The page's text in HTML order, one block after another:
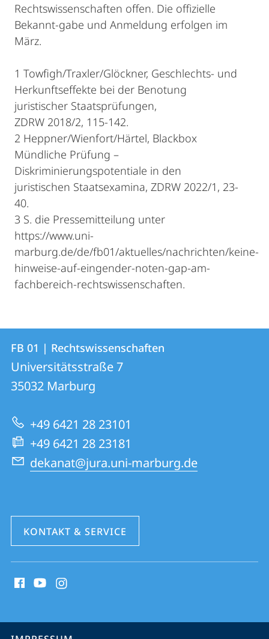
Rechtswissenschaften offen. Die offizielle
Bekannt-gabe und Anmeldung erfolgen im
März.
1 Towfigh/Traxler/Glöckner, Geschlechts- und
Herkunftseffekte bei der Benotung
juristischer Staatsprüfungen,
ZDRW 2018/2, 115-142.
2 Heppner/Wienfort/Härtel, Blackbox
Mündliche Prüfung –
Diskriminierungspotentiale in den
juristischen Staatsexamina, ZDRW 2022/1, 23-
40.
3 S. die Pressemitteilung unter
https://www.uni-
marburg.de/de/fb01/aktuelles/nachrichten/keine-
hinweise-auf-eingender-noten-gap-am-
fachbereich-rechtswissenschaften.
Kontakt
und
Informationen
zur
Website
Kontaktinformationen
FB
01
|
Rechtswissenschaften
FB 01 | Rechtswissenschaften
Universitätsstraße 7
35032 Marburg
+49 6421 28 23101
+49 6421 28 23181
dekanat@jura.uni-marburg.de
KONTAKT & SERVICE
Media
Service-